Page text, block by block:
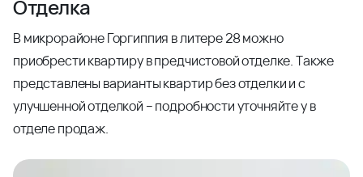
Отделка
В микрорайоне Горгиппия в литере 28 можно
приобрести квартиру в предчистовой отделке. Также
представлены варианты квартир без отделки и с
улучшенной отделкой – подробности уточняйте у в
отделе продаж.